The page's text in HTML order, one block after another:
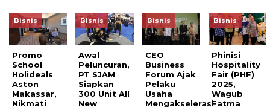
Bisnis
Promo
School
Holideals
Aston
Makassar,
Nikmati
Bisnis
Awal
Peluncuran,
PT SJAM
Siapkan
300 Unit All
New
Bisnis
CEO
Business
Forum Ajak
Pelaku
Usaha
Mengakselerasi
Bisnis
Phinisi
Hospitality
Fair (PHF)
2025,
Wagub
Fatma